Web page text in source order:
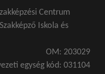
Centrum
Iskola és
OM: 203029
egység kód: 031104